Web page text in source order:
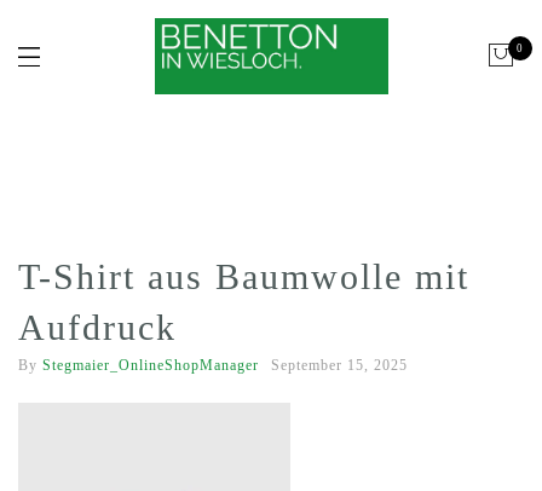
0
T-Shirt aus Baumwolle mit
Aufdruck
By Stegmaier_OnlineShopManager September 15, 2025